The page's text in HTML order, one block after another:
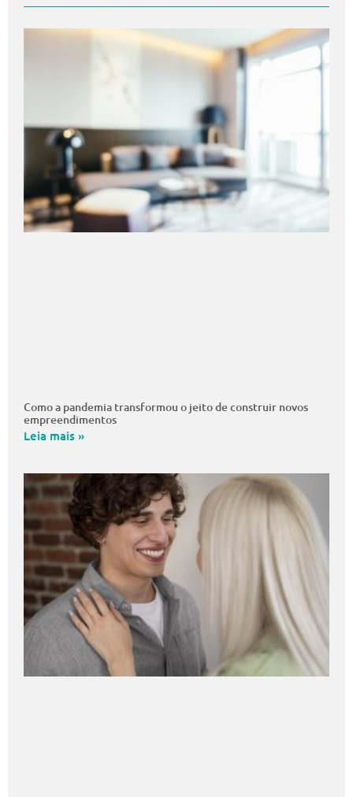
Como a pandemia transformou o jeito de construir novos
empreendimentos
Leia mais »